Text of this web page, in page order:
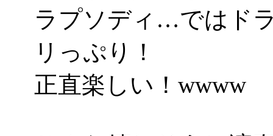
ラプソディ…ではド
リっぷり！
正直楽しい！wwww